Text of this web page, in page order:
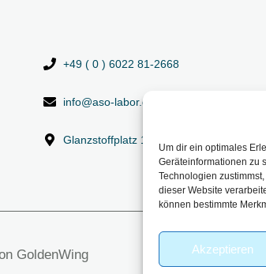
Um dir ein optimales
Geräteinformationen zu
Technologien
dieser Website
können bestimmte
Akzeptieren
+49 ( 0 ) 6022 81-2668
info@aso-labor.de
Glanzstoffplatz 1, 63906 Erlenbach
GoldenWing